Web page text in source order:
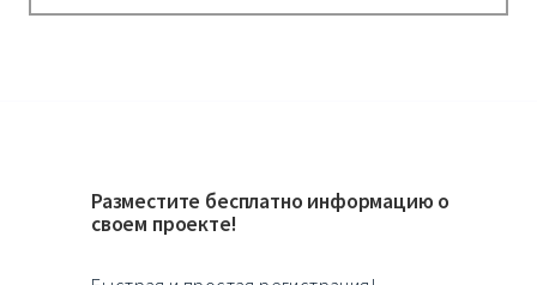
Разместите бесплатно информацию о
своем проекте!